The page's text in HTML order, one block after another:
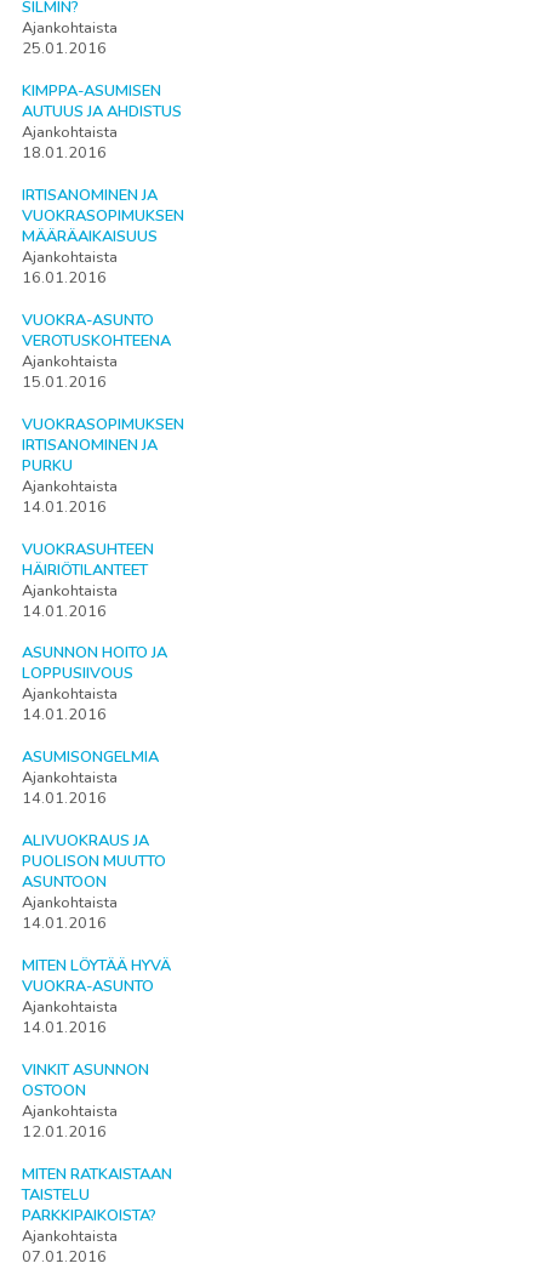
SILMIN?
Ajankohtaista
25.01.2016
KIMPPA-ASUMISEN
AUTUUS JA AHDISTUS
Ajankohtaista
18.01.2016
IRTISANOMINEN JA
VUOKRASOPIMUKSEN
MÄÄRÄAIKAISUUS
Ajankohtaista
16.01.2016
VUOKRA-ASUNTO
VEROTUSKOHTEENA
Ajankohtaista
15.01.2016
VUOKRASOPIMUKSEN
IRTISANOMINEN JA
PURKU
Ajankohtaista
14.01.2016
VUOKRASUHTEEN
HÄIRIÖTILANTEET
Ajankohtaista
14.01.2016
ASUNNON HOITO JA
LOPPUSIIVOUS
Ajankohtaista
14.01.2016
ASUMISONGELMIA
Ajankohtaista
14.01.2016
ALIVUOKRAUS JA
PUOLISON MUUTTO
ASUNTOON
Ajankohtaista
14.01.2016
MITEN LÖYTÄÄ HYVÄ
VUOKRA-ASUNTO
Ajankohtaista
14.01.2016
VINKIT ASUNNON
OSTOON
Ajankohtaista
12.01.2016
MITEN RATKAISTAAN
TAISTELU
PARKKIPAIKOISTA?
Ajankohtaista
07.01.2016